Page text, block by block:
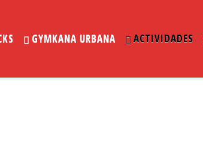
GYMKANA URBANA ACTIVIDADES